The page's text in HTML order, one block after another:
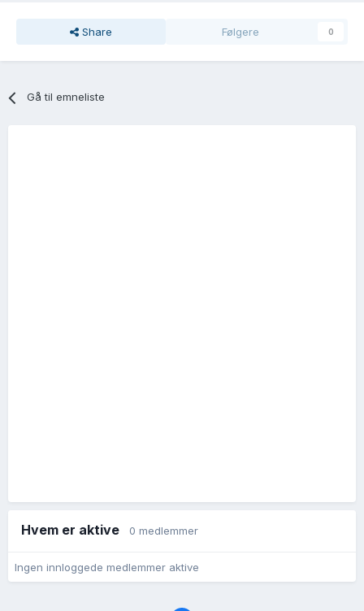
Share Følgere 0
Gå til emneliste
Hvem er aktive 0 medlemmer
Ingen innloggede medlemmer aktive